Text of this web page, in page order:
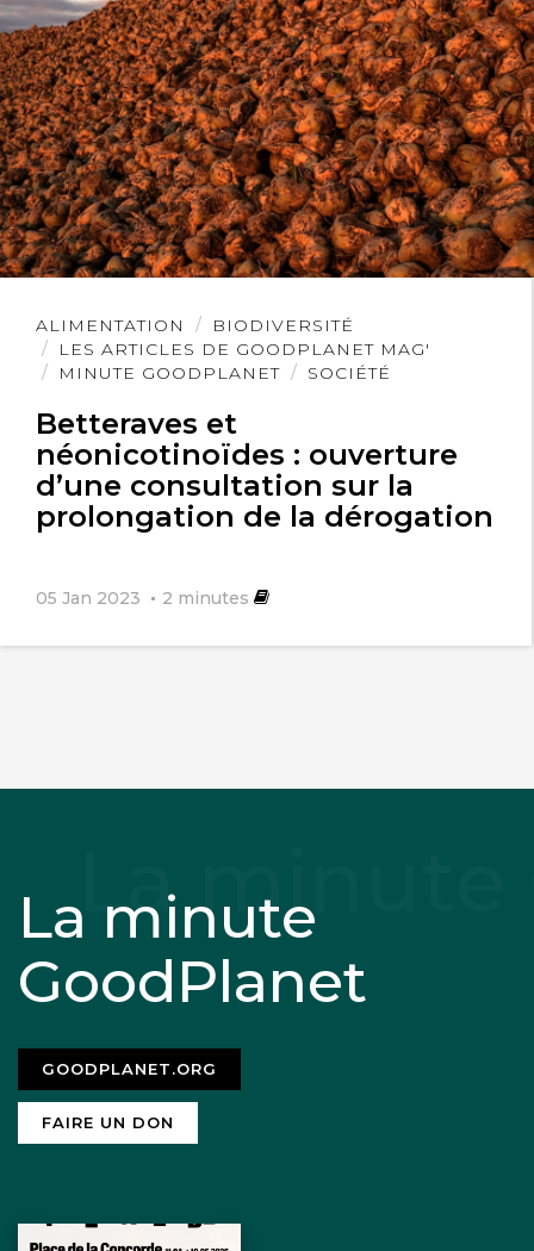
ALIMENTATION
BIODIVERSITÉ
LES ARTICLES DE GOODPLANET MAG'
MINUTE GOODPLANET
SOCIÉTÉ
Betteraves et
néonicotinoïdes : ouverture
d’une consultation sur la
prolongation de la dérogation
05 Jan 2023 2 minutes
Lire
l'article
La minute
GoodPlanet
GOODPLANET.ORG
FAIRE UN DON